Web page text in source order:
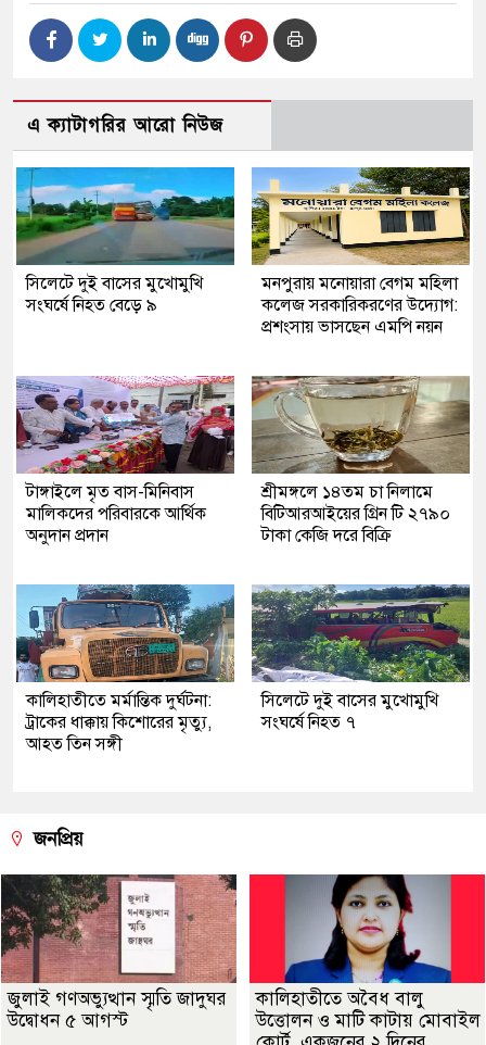
এ ক্যাটাগরির আরো নিউজ
সিলেটে দুই বাসের মুখোমুখি
সংঘর্ষে নিহত বেড়ে ৯
মনপুরায় মনোয়ারা বেগম মহিলা
কলেজ সরকারিকরণের উদ্যোগ:
প্রশংসায় ভাসছেন এমপি নয়ন
টাঙ্গাইলে মৃত বাস-মিনিবাস
মালিকদের পরিবারকে আর্থিক
অনুদান প্রদান
শ্রীমঙ্গলে ১৪তম চা নিলামে
বিটিআরআইয়ের গ্রিন টি ২৭৯০
টাকা কেজি দরে বিক্রি
কালিহাতীতে মর্মান্তিক দুর্ঘটনা:
ট্রাকের ধাক্কায় কিশোরের মৃত্যু,
আহত তিন সঙ্গী
সিলেটে দুই বাসের মুখোমুখি
সংঘর্ষে নিহত ৭
জনপ্রিয়
জুলাই গণঅভ্যুত্থান স্মৃতি জাদুঘর
উদ্বোধন ৫ আগস্ট
কালিহাতীতে অবৈধ বালু
উত্তোলন ও মাটি কাটায় মোবাইল